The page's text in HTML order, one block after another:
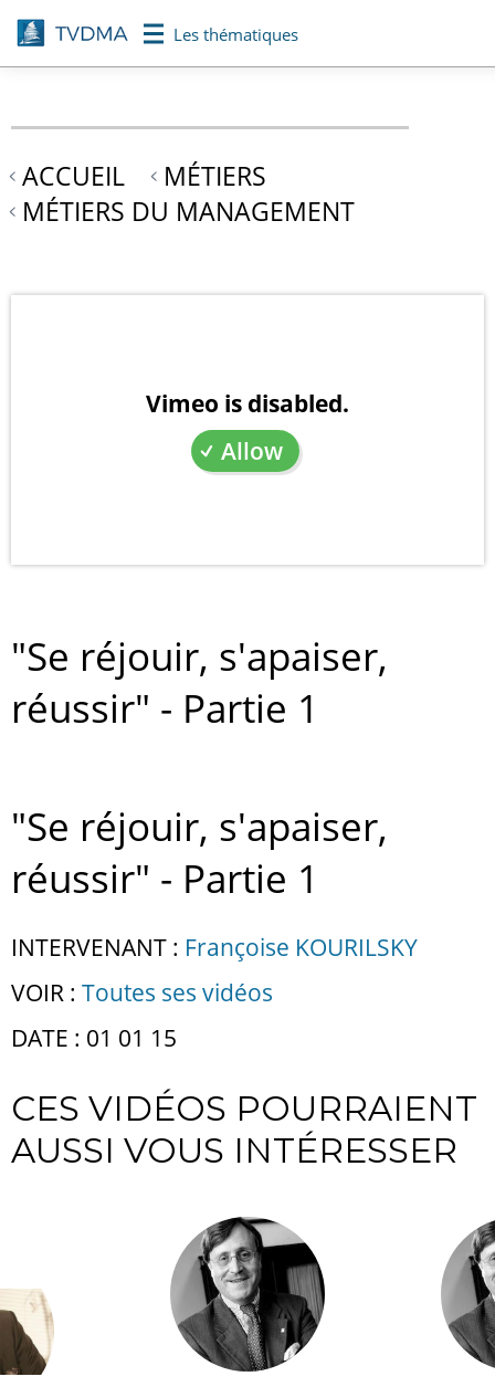
Aller
au
contenu
Les thématiques
ACCUEIL
MÉTIERS
MÉTIERS DU MANAGEMENT
Vimeo is disabled.
Allow
"Se réjouir, s'apaiser,
réussir" - Partie 1
"Se réjouir, s'apaiser,
réussir" - Partie 1
INTERVENANT : Françoise KOURILSKY
VOIR : Toutes ses vidéos
DATE : 01 01 15
CES VIDÉOS POURRAIENT
AUSSI VOUS INTÉRESSER